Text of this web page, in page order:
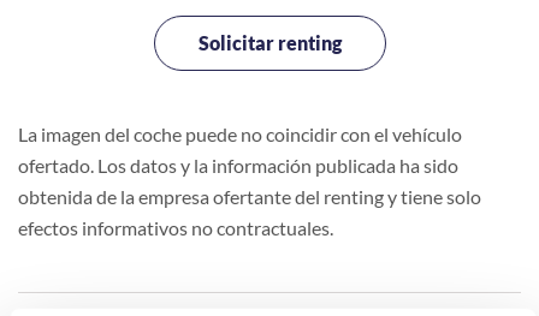
Solicitar renting
La imagen del coche puede no coincidir con el vehículo
ofertado. Los datos y la información publicada ha sido
obtenida de la empresa ofertante del renting y tiene solo
efectos informativos no contractuales.